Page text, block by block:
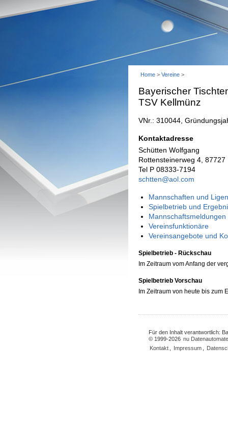
Home > Vereine >
Bayerischer
TSV Kellmünz
VNr.: 310044,
Kontaktadresse
Schütten Wolfgang
Rottensteinerweg 4,
Tel P 08333-7194
schtten@aol.com
Mannschaften und
Spielbetrieb und
Vereinsfunktionäre
Vereinsangebote und
Spielbetrieb - Rückschau
Im Zeitraum vom Anfang der
Spielbetrieb Vorschau
Im Zeitraum von heute bis zum
Für den Inhalt verantwortlich:
© 1999-2026 nu
Kontakt
Impressum